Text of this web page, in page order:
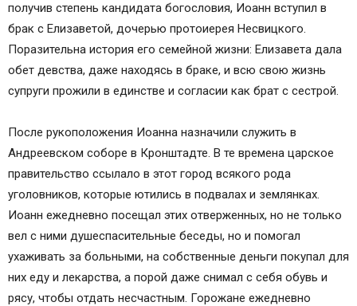
получив степень кандидата богословия, Иоанн вступил в
брак с Елизаветой, дочерью протоиерея Несвицкого.
Поразительна история его семейной жизни: Елизавета дала
обет девства, даже находясь в браке, и всю свою жизнь
супруги прожили в единстве и согласии как брат с сестрой.
После рукоположения Иоанна назначили служить в
Андреевском соборе в Кронштадте. В те времена царское
правительство ссылало в этот город всякого рода
уголовников, которые ютились в подвалах и землянках.
Иоанн ежедневно посещал этих отверженных, но не только
вел с ними душеспасительные беседы, но и помогал
ухаживать за больными, на собственные деньги покупал для
них еду и лекарства, а порой даже снимал с себя обувь и
рясу, чтобы отдать несчастным. Горожане ежедневно